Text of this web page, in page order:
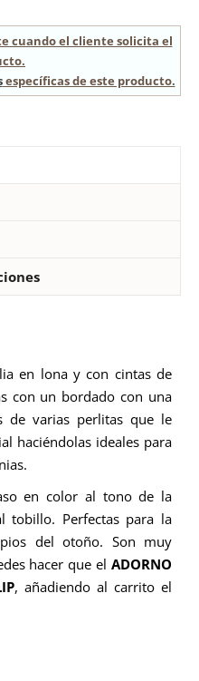
cuando el cliente solicita el
específicas de este producto.
en lona y con cintas de
con un bordado con una
varias perlitas que le
haciéndolas ideales para
en color al tono de la
tobillo. Perfectas para la
del otoño. Son muy
hacer que elADORNO
, añadiendo al carrito el